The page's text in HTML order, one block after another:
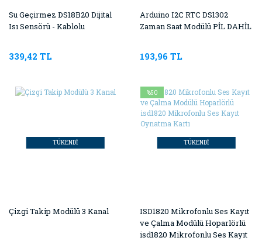
Su Geçirmez DS18B20 Dijital
Isı Sensörü - Kablolu
339,42 TL
Arduino I2C RTC DS1302
Zaman Saat Modülü PİL DAHİL
193,96 TL
TÜKENDİ
Çizgi Takip Modülü 3 Kanal
%50
TÜKENDİ
ISD1820 Mikrofonlu Ses Kayıt
ve Çalma Modülü Hoparlörlü
isd1820 Mikrofonlu Ses Kayıt